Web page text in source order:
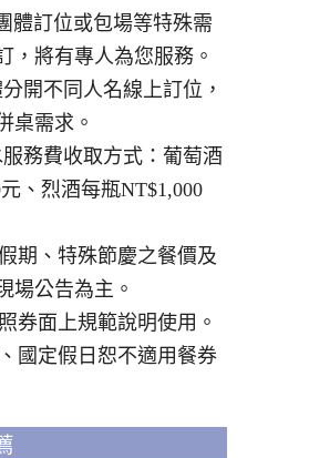
體訂位或包場等特殊需
，將有專人為您服務。
開不同人名線上訂位，
桌需求。
服務費收取方式：葡萄酒
、烈酒每瓶NT$1,000
期、特殊節慶之餐價及
場公告為主。
券面上規範說明使用。
國定假日恕不適用餐券